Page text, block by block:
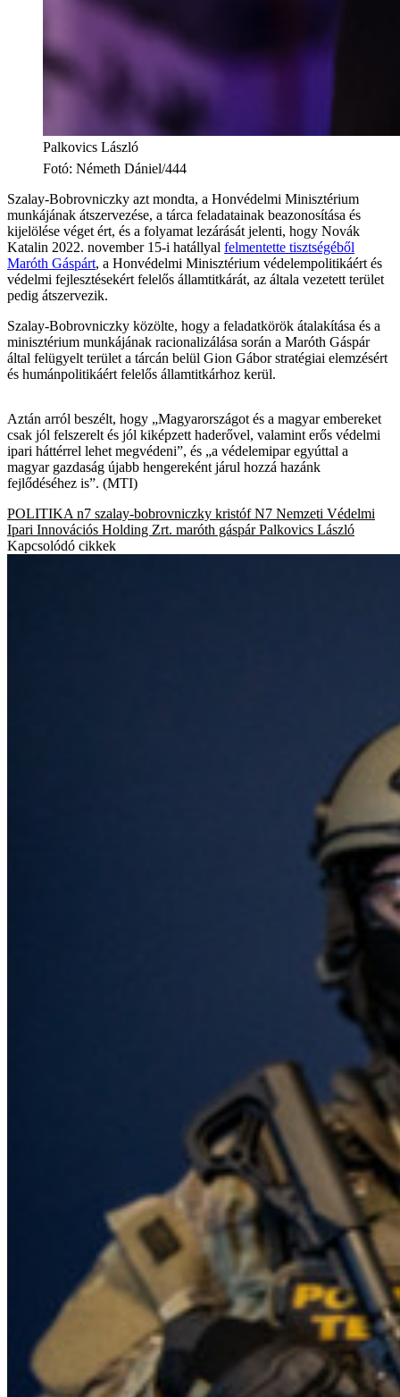
Palkovics László
Fotó: Németh Dániel/444
Szalay-Bobrovniczky azt mondta, a Honvédelmi Minisztérium
munkájának átszervezése, a tárca feladatainak beazonosítása és
kijelölése véget ért, és a folyamat lezárását jelenti, hogy Novák
Katalin 2022. november 15-i hatállyal felmentette tisztségéből
Maróth Gáspárt, a Honvédelmi Minisztérium védelempolitikáért és
védelmi fejlesztésekért felelős államtitkárát, az általa vezetett terület
pedig átszervezik.
Szalay-Bobrovniczky közölte, hogy a feladatkörök átalakítása és a
minisztérium munkájának racionalizálása során a Maróth Gáspár
által felügyelt terület a tárcán belül Gion Gábor stratégiai elemzésért
és humánpolitikáért felelős államtitkárhoz kerül.
Aztán arról beszélt, hogy „Magyarországot és a magyar embereket
csak jól felszerelt és jól kiképzett haderővel, valamint erős védelmi
ipari háttérrel lehet megvédeni”, és „a védelemipar egyúttal a
magyar gazdaság újabb hengereként járul hozzá hazánk
fejlődéséhez is”. (MTI)
POLITIKA n7 szalay-bobrovniczky kristóf N7 Nemzeti Védelmi
Ipari Innovációs Holding Zrt. maróth gáspár Palkovics László
Kapcsolódó cikkek